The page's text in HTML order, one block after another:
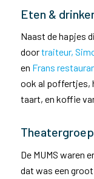
Eten &
Naast de hapjes
doortraiteur,
en Frans
ook al poffertjes,
taart, en koffie
Theatergroep
De MUMS waren
dat was een